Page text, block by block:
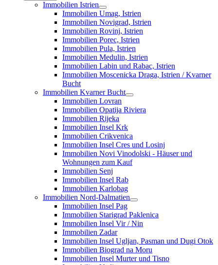
Immobilien Istrien
Immobilien Umag, Istrien
Immobilien Novigrad, Istrien
Immobilien Rovinj, Istrien
Immobilien Porec, Istrien
Immobilien Pula, Istrien
Immobilien Medulin, Istrien
Immobilien Labin und Rabac, Istrien
Immobilien Moscenicka Draga, Istrien / Kvarner
Bucht
Immobilien Kvarner Bucht
Immobilien Lovran
Immobilien Opatija Riviera
Immobilien Rijeka
Immobilien Insel Krk
Immobilien Crikvenica
Immobilien Insel Cres und Losinj
Immobilien Novi Vinodolski - Häuser und
Wohnungen zum Kauf
Immobilien Senj
Immobilien Insel Rab
Immobilien Karlobag
Immobilien Nord-Dalmatien
Immobilien Insel Pag
Immobilien Starigrad Paklenica
Immobilien Insel Vir / Nin
Immobilien Zadar
Immobilien Insel Ugljan, Pasman und Dugi Otok
Immobilien Biograd na Moru
Immobilien Insel Murter und Tisno